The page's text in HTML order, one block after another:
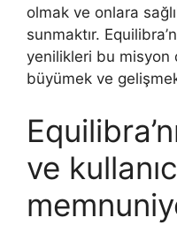
olmak ve onlara
sunmaktır.
yenilikleri bu
büyümek ve
ve